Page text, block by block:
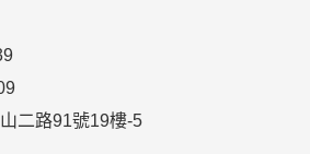
二路91號19樓-5